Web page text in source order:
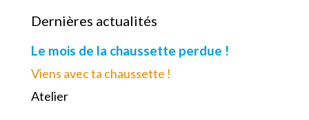
Dernières actualités
Le mois de la chaussette perdue !
Viens avec ta chaussette !
Atelier